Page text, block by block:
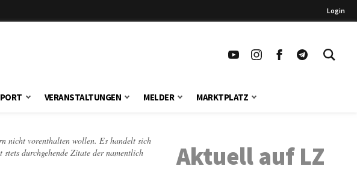
Login
VERANSTALTUNGEN MELDER MARKTPLATZ
nicht vorenthalten wollen. Es handelt sich
durchgehende Zitate der namentlich
Aktuell auf LZ